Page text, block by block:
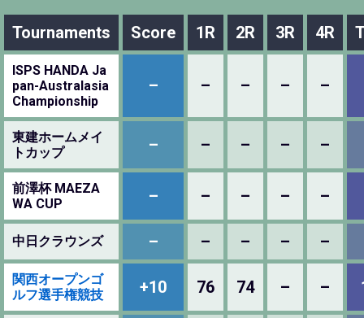
Tournaments Score 1R 2R 3R 4R
ISPS HANDA Ja
pan-Australasia
Championship
– – – – –
東建ホームメイ
トカップ
– – – – –
前澤杯 MAEZA
WA CUP
– – – – –
中日クラウンズ – – – – –
関西オープンゴ
ルフ選手権競技
+10 76 74 – –